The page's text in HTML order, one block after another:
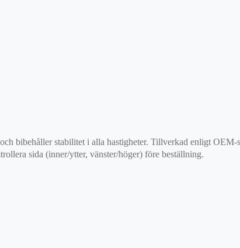
bibehåller stabilitet i alla hastigheter. Tillverkad enligt
sida (inner/ytter, vänster/höger) före beställning.